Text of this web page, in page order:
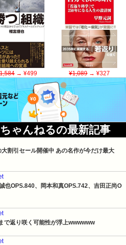
→ ¥499 ¥1,089→ ¥327
ゃんねるの最新記事
大割引セール開催中 あの名作が今だけ最大
也OPS.840、岡本和真OPS.742、吉田正尚O
で返り咲く可能性が浮上wwwwww